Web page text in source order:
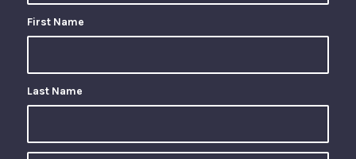
First Name
Last Name